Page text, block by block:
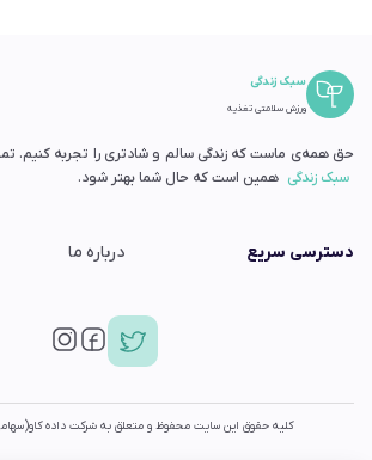
سبک زندگی
ورزش سلامتی تغذیه
حق همه‌ی ماست که زندگی سالم و شادتری را تجربه کنیم.
سبک زندگی همین است که حال شما بهتر شود.
دسترسی سریع درباره ما
کلیه حقوق این سایت محفوظ و متعلق به شرکت داده